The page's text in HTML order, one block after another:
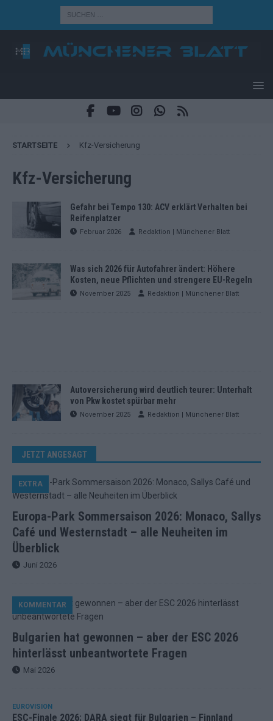
STARTSEITE Kfz-Versicherung
Kfz-Versicherung
Gefahr bei Tempo 130: ACV erklärt Verhalten bei
Reifenplatzer
Februar 2026 Redaktion | Münchener Blatt
Was sich 2026 für Autofahrer ändert: Höhere
Kosten, neue Pflichten und strengere EU-Regeln
November 2025 Redaktion | Münchener Blatt
Autoversicherung wird deutlich teurer: Unterhalt
von Pkw kostet spürbar mehr
November 2025 Redaktion | Münchener Blatt
JETZT ANGESAGT
Europa-Park Sommersaison 2026: Monaco, Sallys
Café und Westernstadt – alle Neuheiten im
Überblick
EXTRA
Juni 2026
Bulgarien hat gewonnen – aber der ESC 2026
hinterlässt unbeantwortete Fragen
KOMMENTAR
Mai 2026
EUROVISION
ESC-Finale 2026: DARA siegt für Bulgarien – Finnland